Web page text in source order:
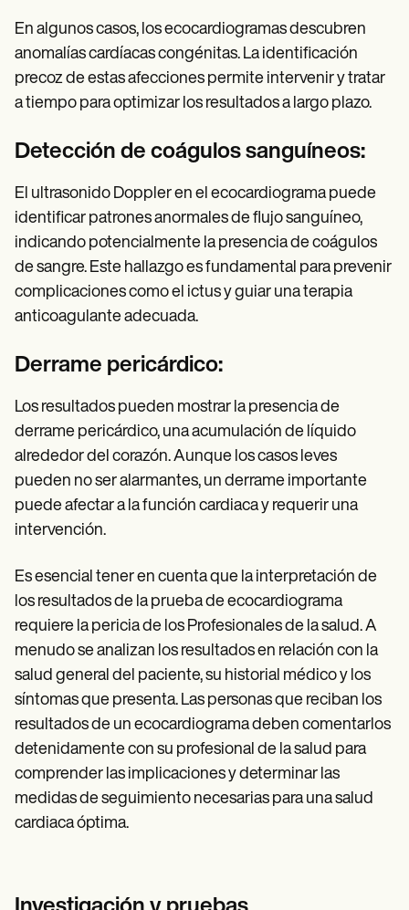
En algunos casos, los ecocardiogramas descubren
anomalías cardíacas congénitas. La identificación
precoz de estas afecciones permite intervenir y tratar
a tiempo para optimizar los resultados a largo plazo.
Detección de coágulos sanguíneos:
El ultrasonido Doppler en el ecocardiograma puede
identificar patrones anormales de flujo sanguíneo,
indicando potencialmente la presencia de coágulos
de sangre. Este hallazgo es fundamental para prevenir
complicaciones como el ictus y guiar una terapia
anticoagulante adecuada.
Derrame pericárdico:
Los resultados pueden mostrar la presencia de
derrame pericárdico, una acumulación de líquido
alrededor del corazón. Aunque los casos leves
pueden no ser alarmantes, un derrame importante
puede afectar a la función cardiaca y requerir una
intervención.
Es esencial tener en cuenta que la interpretación de
los resultados de la prueba de ecocardiograma
requiere la pericia de los Profesionales de la salud. A
menudo se analizan los resultados en relación con la
salud general del paciente, su historial médico y los
síntomas que presenta. Las personas que reciban los
resultados de un ecocardiograma deben comentarlos
detenidamente con su profesional de la salud para
comprender las implicaciones y determinar las
medidas de seguimiento necesarias para una salud
cardiaca óptima.